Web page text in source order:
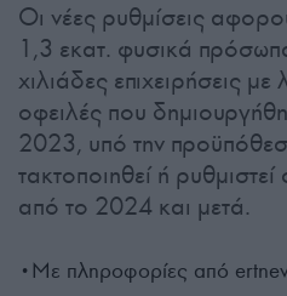
Οι νέες ρυθμίσεις
1,3 εκατ. φυσικά
χιλιάδες επιχειρήσεις
οφειλές που
2023, υπό την
τακτοποιηθεί ή
από το 2024 και μετά.
•Με πληροφορίες από